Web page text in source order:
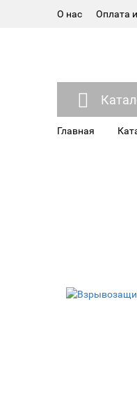
О нас Оплата
Главная